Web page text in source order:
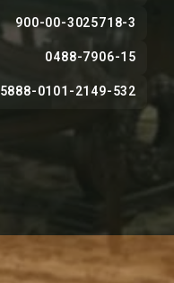
900-00-3025718-3
0488-7906-15
5888-0101-2149-532